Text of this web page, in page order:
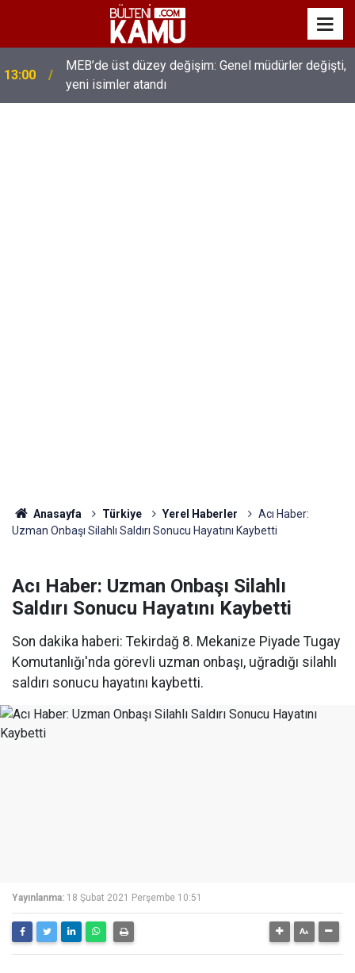
13:00
MEB’de üst düzey değişim: Genel müdürler değişti,
yeni isimler atandı
Anasayfa Türkiye Yerel Haberler
Acı Haber:
Uzman Onbaşı Silahlı Saldırı Sonucu Hayatını Kaybetti
Acı Haber: Uzman Onbaşı Silahlı
Saldırı Sonucu Hayatını Kaybetti
Son dakika haberi: Tekirdağ 8. Mekanize Piyade Tugay
Komutanlığı'nda görevli uzman onbaşı, uğradığı silahlı
saldırı sonucu hayatını kaybetti.
Yayınlanma: 18 Şubat 2021 Perşembe 10:51